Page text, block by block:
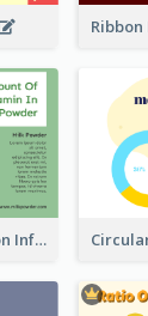
Baby Bottle Comparison Information